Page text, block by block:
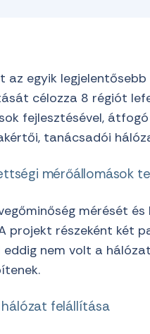
az egyik
célozza 8 régiót
fejlesztésével,
tanácsadói
mérőállomások
mérését
projekt részeként két
eddig nem volt a
felállítása